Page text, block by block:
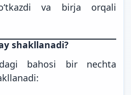
va birja orqali
shakllanadi?
bahosi bir nechta